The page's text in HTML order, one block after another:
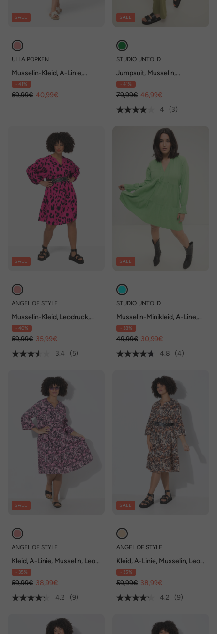
SALE
ULLA POPKEN
Musselin-Kleid, A-Linie,
Tunika-Ausschnitt, 3/4-Arm
- 41%
69,99€ 40,99€
SALE
STUDIO UNTOLD
Jumpsuit, Musselin,
elastische Taille, Halbarm,
weites Bein
- 41%
79,99€ 46,99€
4
(3)
SALE
ANGEL OF STYLE
Musselin-Kleid, Leodruck,
Tunika-Ausschnitt, weite
Ballonärmel
- 40%
59,99€ 35,99€
3.4
(5)
SALE
STUDIO UNTOLD
Musselin-Minikleid, A-Line,
Rüschen-Ausschnitt,
Langarm
- 38%
49,99€ 30,99€
4.8
(4)
SALE
ANGEL OF STYLE
Kleid, A-Linie, Musselin, Leo-
Muster, Volants
- 35%
59,99€ 38,99€
4.2
(9)
SALE
ANGEL OF STYLE
Kleid, A-Linie, Musselin, Leo-
Muster, Volants
- 35%
59,99€ 38,99€
4.2
(9)